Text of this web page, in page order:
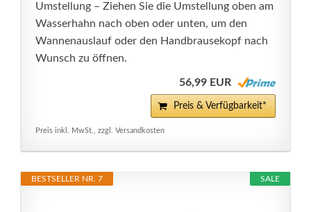
Umstellung – Ziehen Sie die Umstellung oben am
Wasserhahn nach oben oder unten, um den
Wannenauslauf oder den Handbrausekopf nach
Wunsch zu öffnen.
56,99 EUR
Preis & Verfügbarkeit*
Preis inkl. MwSt., zzgl. Versandkosten
SALE
BESTSELLER NR. 7